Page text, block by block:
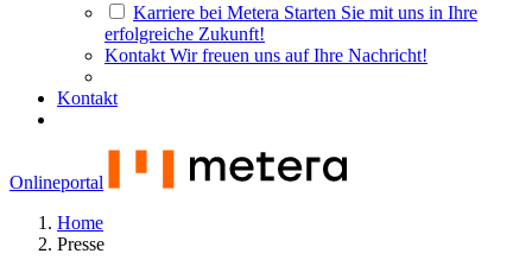
Karriere bei Metera Starten Sie mit uns in Ihre
erfolgreiche Zukunft!
Kontakt Wir freuen uns auf Ihre Nachricht!
Kontakt
Onlineportal
Home
Presse